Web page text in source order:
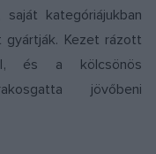
kategóriájukban
Kezet rázott
és a kölcsönös
jövőbeni